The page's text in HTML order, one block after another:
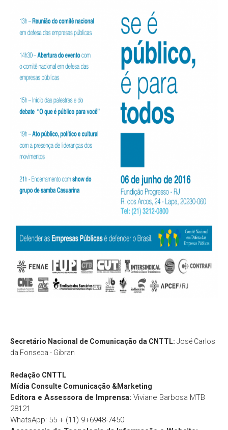
Secretário Nacional de Comunicação da CNTTL: José Carlos
da Fonseca - Gibran
Redação CNTTL
Mídia Consulte Comunicação &Marketing
Editora e Assessora de Imprensa: Viviane Barbosa MTB
28121
WhatsApp: 55 + (11) 9+6948-7450